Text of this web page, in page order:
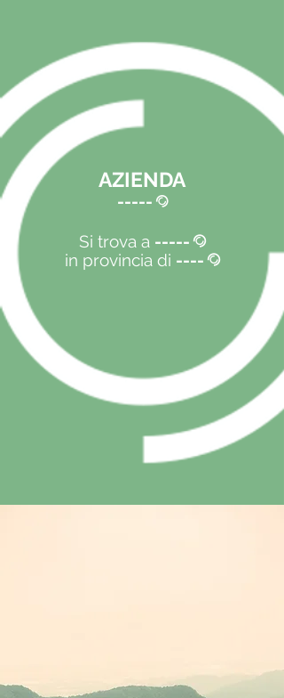
Si trova a ----- @
in provincia di ---- @
AZIENDA
-----@